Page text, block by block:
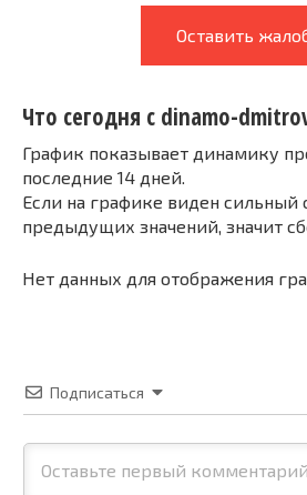
Оставить
Что сегодня с dinamo-
График показывает динамику
последние 14 дней.
Если на графике виден сильный
предыдущих значений, значит
Нет данных для отображения
Подписаться